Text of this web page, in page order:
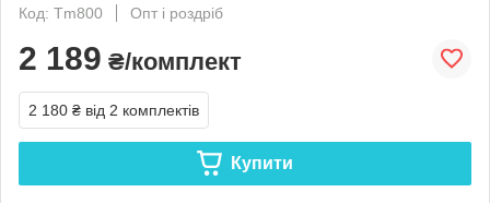
Код: Tm800
Опт і роздріб
2 189 ₴/комплект
2 180 ₴ від 2 комплектів
Купити